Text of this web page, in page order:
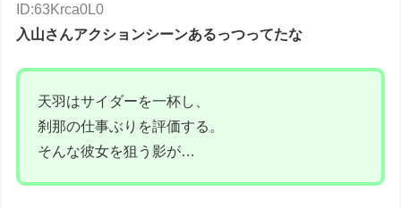
ID:63Krca0L0
入山さんアクションシーンあるっつってたな
天羽はサイダーを一杯し、
刹那の仕事ぶりを評価する。
そんな彼女を狙う影が…